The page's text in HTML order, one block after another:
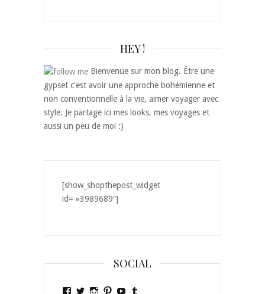
HEY !
Bienvenue sur mon blog. Être une
gypset c'est avoir une approche bohémienne et
non conventionnelle à la vie, aimer voyager avec
style. Je partage ici mes looks, mes voyages et
aussi un peu de moi :)
[show_shopthepost_widget
id= »3989689″]
SOCIAL
VoirVoirVoirVoirVoir